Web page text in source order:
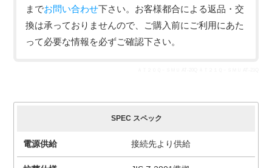
までお問い合わせ下さい。お客様都合による返品・交
換は承っておりませんので、ご購入前にご利用にあた
って必要な情報を必ずご確認下さい。
SPEC スペック
電源供給 接続先より供給